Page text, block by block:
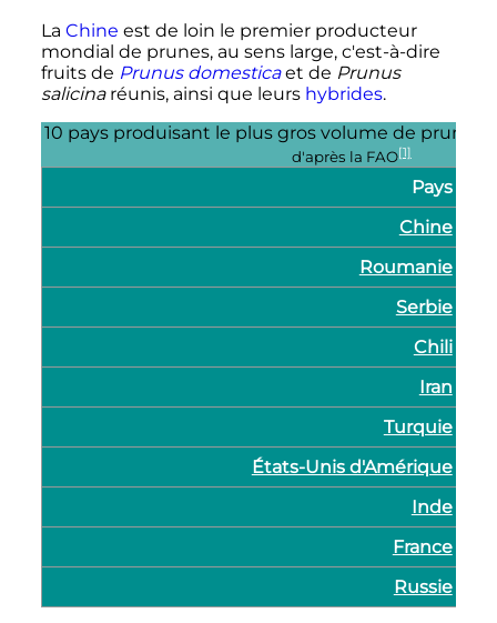
La Chine est de loin le premier producteur
mondial de prunes, au sens large, c'est-à-dire
fruits de Prunus domesticaet de Prunus
salicinaréunis, ainsi que leurs hybrides.
10 pays produisant le plus gros volume de prunes,
d'après la FAO[1]
Pays
Chine
Roumanie
Serbie
Chili
Iran
Turquie
États-Unis d'Amérique
Inde
France
Russie